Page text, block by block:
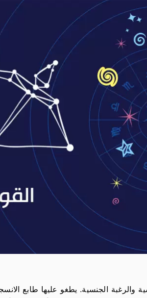
والرغبة الجنسية. يطغو عليها طابع